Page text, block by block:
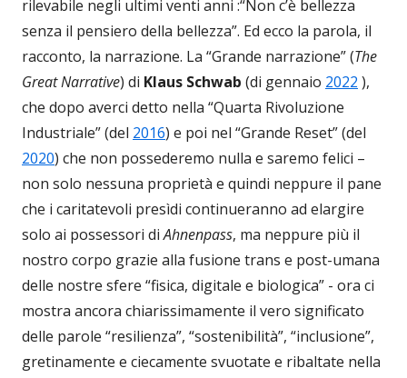
rilevabile negli ultimi venti anni :“Non c’è bellezza
senza il pensiero della bellezza”. Ed ecco la parola, il
racconto, la narrazione. La “Grande narrazione” (The
Great Narrative) di Klaus Schwab (di gennaio 2022 ),
che dopo averci detto nella “Quarta Rivoluzione
Industriale” (del 2016) e poi nel “Grande Reset” (del
2020) che non possederemo nulla e saremo felici –
non solo nessuna proprietà e quindi neppure il pane
che i caritatevoli presìdi continueranno ad elargire
solo ai possessori diAhnenpass, ma neppure più il
nostro corpo grazie alla fusione trans e post-umana
delle nostre sfere “fisica, digitale e biologica” - ora ci
mostra ancora chiarissimamente il vero significato
delle parole “resilienza”, “sostenibilità”, “inclusione”,
gretinamente e ciecamente svuotate e ribaltate nella